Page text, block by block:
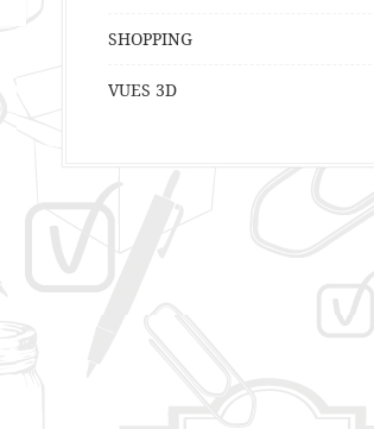
SHOPPING
VUES 3D